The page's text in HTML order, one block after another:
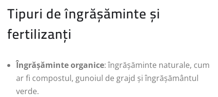
Tipuri de îngrășăminte și
fertilizanți
Îngrășăminte organice: îngrășăminte naturale, cum
ar fi compostul, gunoiul de grajd și îngrășământul
verde.